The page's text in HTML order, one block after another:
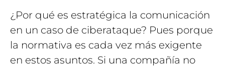
¿Por qué es estratégica la comunicación
en un caso de ciberataque? Pues porque
la normativa es cada vez más exigente
en estos asuntos. Si una compañía no